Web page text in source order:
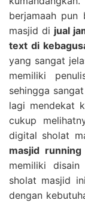
berjamaah
masjid di jual
text di
yang sangat
memiliki
sehingga
lagi mendekat
cukup
digital sholat
masjid
memiliki
sholat masjid
dengan